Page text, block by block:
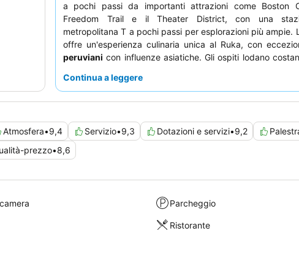
a pochi passi da importanti attrazioni come Boston
Freedom Trail e il Theater District, con una
metropolitana T a pochi passi per esplorazioni più ampie.
offre un'esperienza culinaria unica al Ruka, con
peruviani con influenze asiatiche. Gli ospiti lodano
le delizie serali sono un tocco delizioso. Per un
Continua a leggere
Atmosfera•9,4 Servizio•9,3 Dotazioni e servizi•9,2
prezzo•8,6
Parcheggio
Ristorante